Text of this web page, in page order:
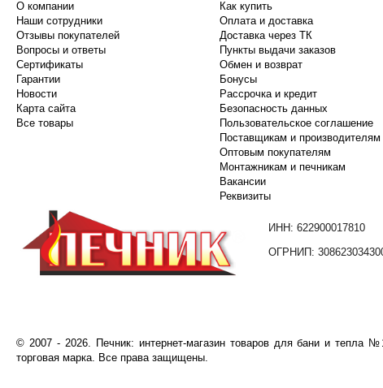
О компании
Наши сотрудники
Отзывы покупателей
Вопросы и ответы
Сертификаты
Гарантии
Новости
Карта сайта
Все товары
Как купить
Оплата и доставка
Доставка через ТК
Пункты выдачи заказов
Обмен и возврат
Бонусы
Рассрочка и кредит
Безопасность данных
Пользовательское соглашение
Поставщикам и производителям
Оптовым покупателям
Монтажникам и печникам
Вакансии
Реквизиты
ИНН: 622900017810
ОГРНИП:
©️ 2007- 2026. Печник: интернет-магазин товаров для бани и тепла
торговая марка. Все права защищены.